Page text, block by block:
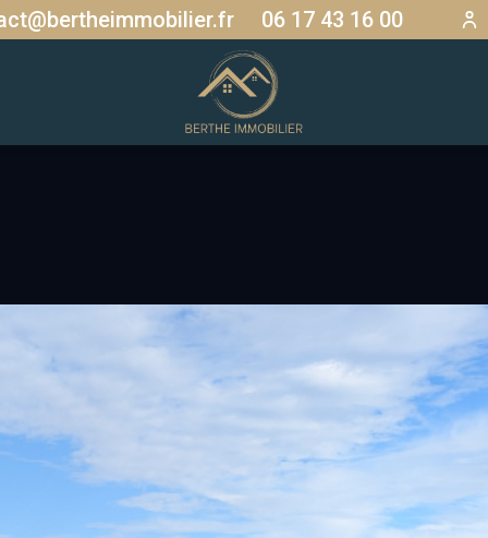
06 17 43 16 00